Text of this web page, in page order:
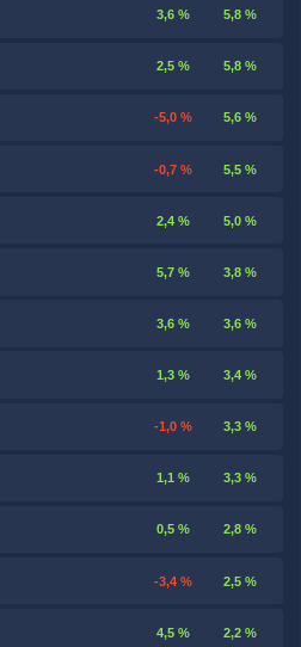
3,6 % 5,8 %
2,5 % 5,8 %
-5,0 % 5,6 %
-0,7 % 5,5 %
2,4 % 5,0 %
5,7 % 3,8 %
3,6 % 3,6 %
1,3 % 3,4 %
-1,0 % 3,3 %
1,1 % 3,3 %
0,5 % 2,8 %
-3,4 % 2,5 %
4,5 % 2,2 %